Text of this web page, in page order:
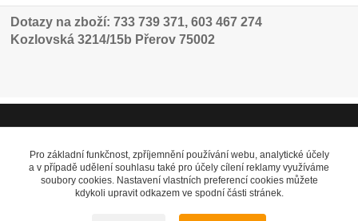
Dotazy na zboží: 733 739 371, 603 467 274
Kozlovská 3214/15b Přerov 75002
Pro základní funkčnost, zpříjemnění používání webu, analytické účely
a v případě udělení souhlasu také pro účely cílení reklamy využíváme
soubory cookies. Nastavení vlastních preferencí cookies můžete
kdykoli upravit odkazem ve spodní části stránek.